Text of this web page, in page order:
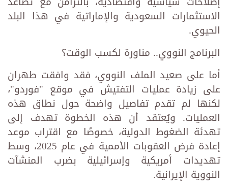
الاستثمارات السعودية والإماراتية في هذا البلد
الحيوي.
البرنامج النووي.. مناورة لكسب الوقت؟
أما على صعيد الملف النووي، فقد وافقت طهران
على زيادة عمليات التفتيش في موقع "فوردو"،
لكنها لم تقدم تفاصيل واضحة حول نطاق هذه
العمليات. ويُعتقد أن هذه الخطوة تهدف إلى
تهدئة الضغوط الدولية، خصوصًا مع اقتراب موعد
إعادة فرض العقوبات الأممية في عام 2025، وسط
تهديدات أمريكية وإسرائيلية بضرب المنشآت
النووية الإيرانية.